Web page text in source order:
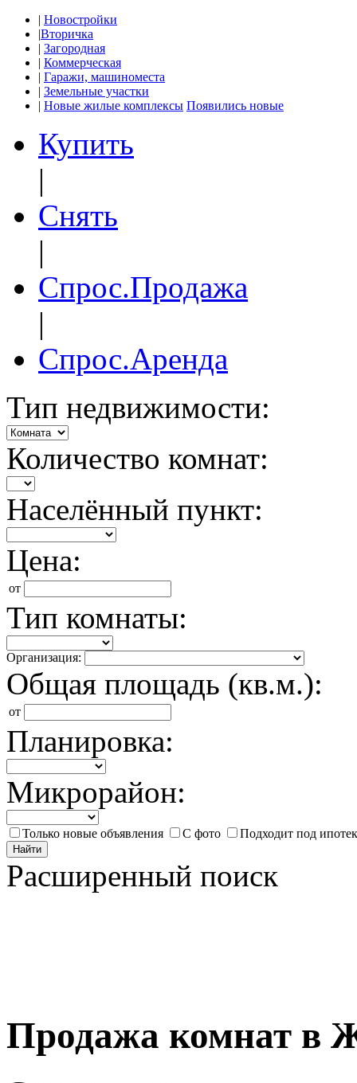
| Новостройки
|Вторичка
| Загородная
| Коммерческая
| Гаражи, машиноместа
| Земельные участки
| Новые жилые комплексы Появились новые
Купить
|
Снять
|
Спрос.Продажа
|
Спрос.Аренда
Тип недвижимости:
Количество комнат:
Населённый пункт:
Цена:
от
Тип комнаты:
Организация:
Общая площадь (кв.м.):
от
Планировка:
Микрорайон:
Только новые объявления С фото Подходит под
Найти
Расширенный поиск
Продажа комнат в